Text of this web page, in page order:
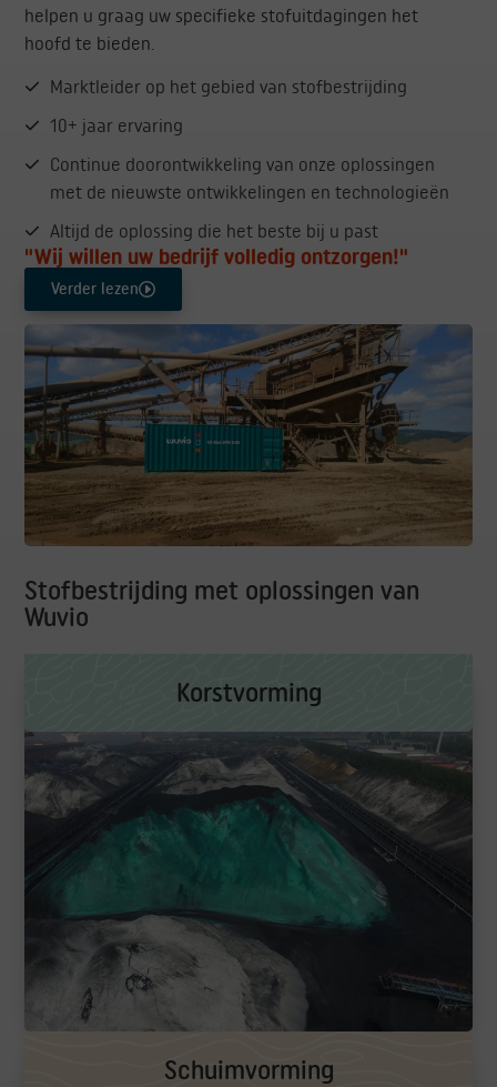
helpen u graag uw specifieke stofuitdagingen het
hoofd te bieden.
Marktleider op het gebied van stofbestrijding
10+ jaar ervaring
Continue doorontwikkeling van onze oplossingen
met de nieuwste ontwikkelingen en technologieën
Altijd de oplossing die het beste bij u past
"Wij willen uw bedrijf volledig ontzorgen!"
Verder lezen
Stofbestrijding met oplossingen van
Wuvio
Korstvorming
Schuimvorming